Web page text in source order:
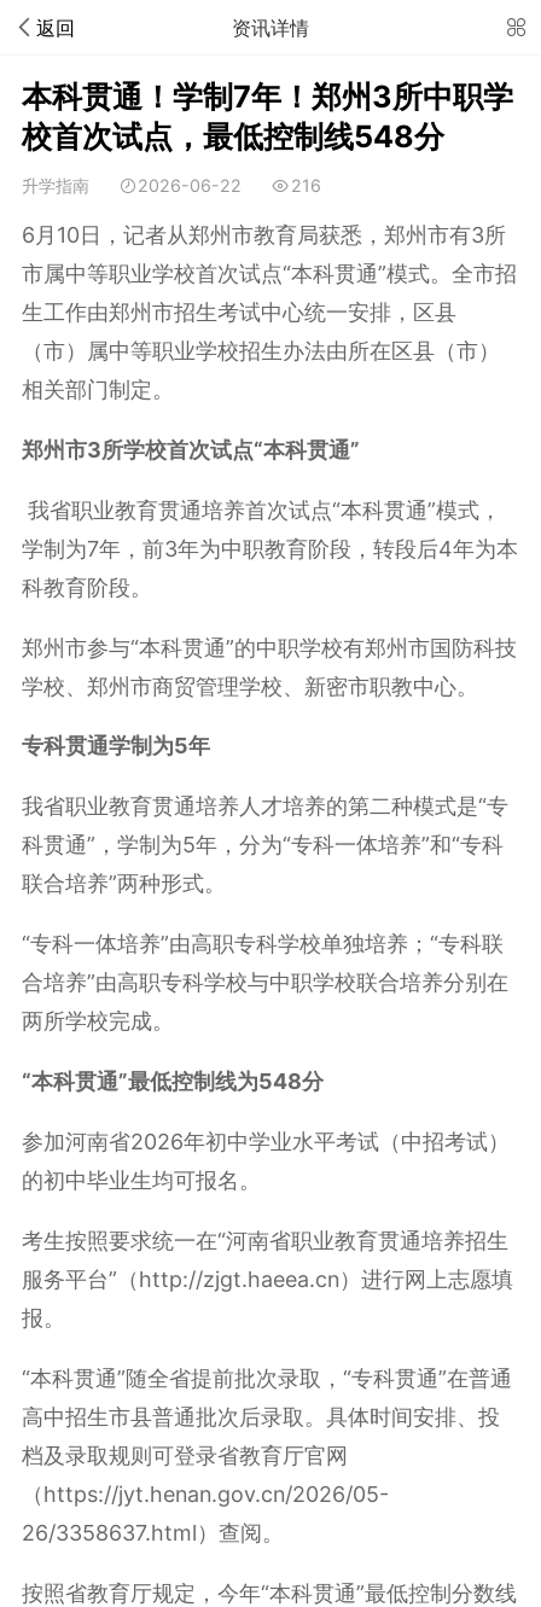
返回 资讯详情
本科贯通！学制7年！郑州3所中职学
校首次试点，最低控制线548分
升学指南 2026-06-22 216
6月10日，记者从郑州市教育局获悉，郑州市有3所
市属中等职业学校首次试点“本科贯通”模式。全市招
生工作由郑州市招生考试中心统一安排，区县
（市）属中等职业学校招生办法由所在区县（市）
相关部门制定。
郑州市3所学校首次试点“本科贯通”
我省职业教育贯通培养首次试点“本科贯通”模式，
学制为7年，前3年为中职教育阶段，转段后4年为本
科教育阶段。
郑州市参与“本科贯通”的中职学校有郑州市国防科技
学校、郑州市商贸管理学校、新密市职教中心。
专科贯通学制为5年
我省职业教育贯通培养人才培养的第二种模式是“专
科贯通”，学制为5年，分为“专科一体培养”和“专科
联合培养”两种形式。
“专科一体培养”由高职专科学校单独培养；“专科联
合培养”由高职专科学校与中职学校联合培养分别在
两所学校完成。
“本科贯通”最低控制线为548分
参加河南省2026年初中学业水平考试 （中招考试）
的初中毕业生均可报名。
考生按照要求统一在“河南省职业教育贯通培养招生
服务平台”（http://zjgt.haeea.cn）进行网上志愿填
报。
“本科贯通”随全省提前批次录取，“专科贯通”在普通
高中招生市县普通批次后录取。具体时间安排、投
档及录取规则可登录省教育厅官网
（https://jyt.henan.gov.cn/2026/05-
26/3358637.html）查阅。
按照省教育厅规定，今年“本科贯通”最低控制分数线